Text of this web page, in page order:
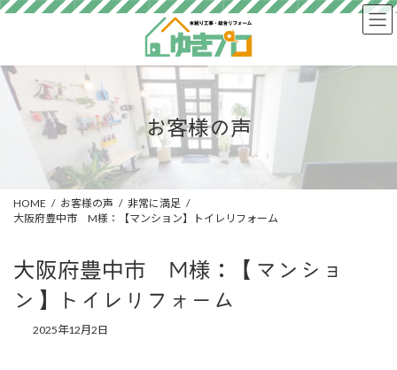
コ
ツ
へ
ナ
シ
ョ
お客様の声
HOME お客様の声
非常に満足
大阪府豊中市 M様：【マンション】トイレリフォーム
大阪府豊中市 M様：【マンショ
ン】トイレリフォーム
2025年12月2日